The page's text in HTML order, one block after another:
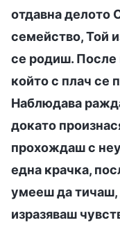
отдавна делото
семейство, Той
се родиш. После
който с плач се
Наблюдава
докато
прохождаш с
една крачка,
умееш да тичаш,
изразяваш